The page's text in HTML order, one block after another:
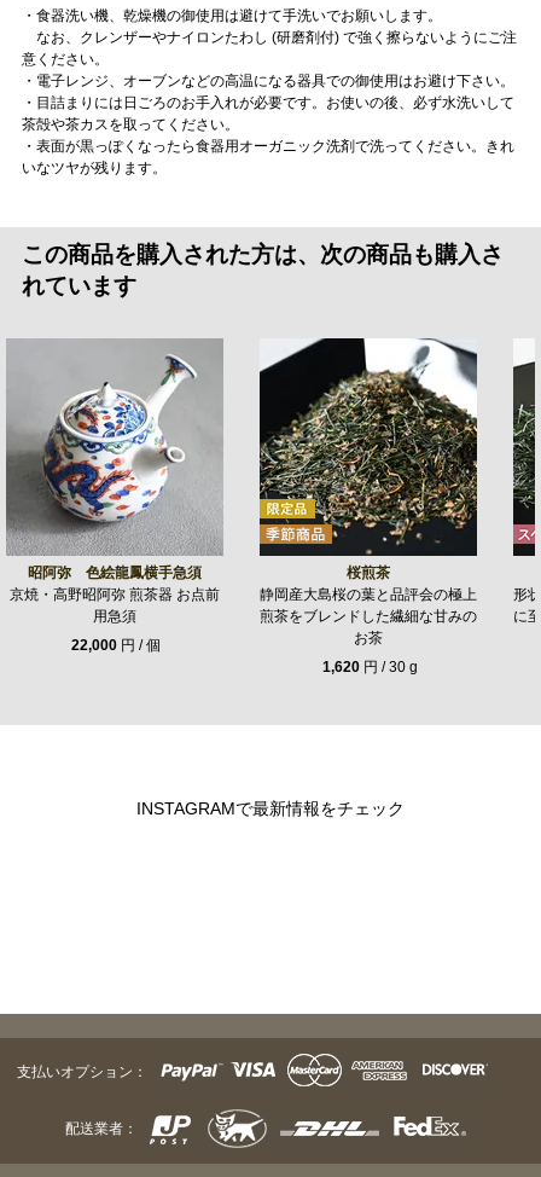
・食器洗い機、乾燥機の御使用は避けて手洗いでお願いします。
なお、クレンザーやナイロンたわし (研磨剤付) で強く擦らないようにご注
意ください。
・電子レンジ、オーブンなどの高温になる器具での御使用はお避け下さい。
・目詰まりには日ごろのお手入れが必要です。お使いの後、必ず水洗いして
茶殻や茶カスを取ってください。
・表面が黒っぽくなったら食器用オーガニック洗剤で洗ってください。きれ
いなツヤが残ります。
この商品を購入された方は、次の商品も購入さ
れています
昭阿弥 色絵龍鳳横手急須
京焼・高野昭阿弥 煎茶器 お点前
用急須
22,000 円 / 個
桜煎茶
静岡産大島桜の葉と品評会の極上
煎茶をブレンドした繊細な甘みの
お茶
1,620円 / 30 g
形
に
INSTAGRAMで最新情報をチェック
支払いオプション：
配送業者：